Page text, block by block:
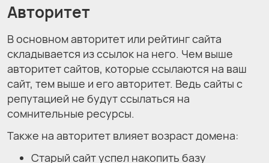
Авторитет
В основном авторитет или рейтинг сайта
складывается из ссылок на него. Чем выше
авторитет сайтов, которые ссылаются на ваш
сайт, тем выше и его авторитет. Ведь сайты с
репутацией не будут ссылаться на
сомнительные ресурсы.
Также на авторитет влияет возраст домена:
Старый сайт успел накопить базу